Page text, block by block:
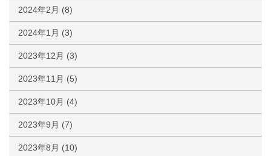
2024年2月 (8)
2024年1月 (3)
2023年12月 (3)
2023年11月 (5)
2023年10月 (4)
2023年9月 (7)
2023年8月 (10)